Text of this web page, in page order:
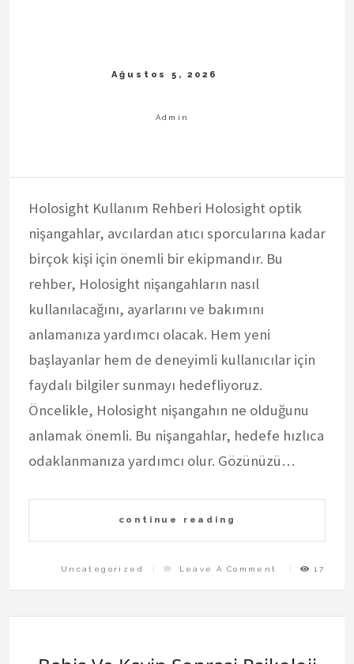
Holosight Kullanım Rehberi Holosight optik
nişangahlar, avcılardan atıcı sporcularına kadar
birçok kişi için önemli bir ekipmandır. Bu
rehber, Holosight nişangahların nasıl
kullanılacağını, ayarlarını ve bakımını
anlamanıza yardımcı olacak. Hem yeni
başlayanlar hem de deneyimli kullanıcılar için
faydalı bilgiler sunmayı hedefliyoruz.
Öncelikle, Holosight nişangahın ne olduğunu
anlamak önemli. Bu nişangahlar, hedefe hızlıca
odaklanmanıza yardımcı olur. Gözünüzü…
continue reading
Uncategorized Leave A Comment
On
Holosight
Rehberi
17